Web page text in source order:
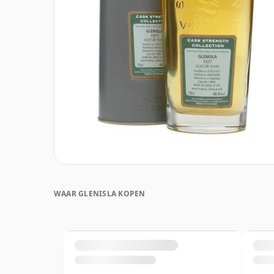
WAAR GLENISLA KOPEN